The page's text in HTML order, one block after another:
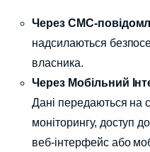
Через СМС-
надсилаються
власника.
Через Мобільний
Дані передаються на
моніторингу, доступ
веб-інтерфейс або